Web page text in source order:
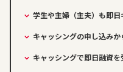
学生や主婦（主夫）も即
キャッシングの申し込み
キャッシングで即日融資